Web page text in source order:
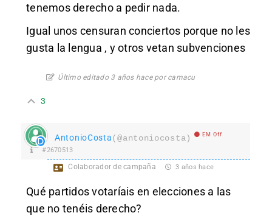
tenemos derecho a pedir nada.
Igual unos censuran conciertos porque no les
gusta la lengua , y otros vetan subvenciones
Último editado 3 años hace por camacu
3
AntonioCosta(@antoniocosta) EM Off
#2670513
Colaborador de campaña 3 años hace
Qué partidos votaríais en elecciones a las
que no tenéis derecho?